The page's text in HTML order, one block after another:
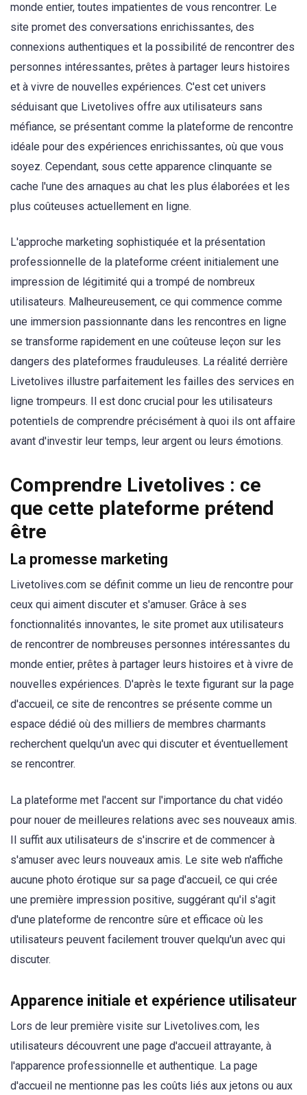
monde entier, toutes impatientes de vous rencontrer. Le
site promet des conversations enrichissantes, des
connexions authentiques et la possibilité de rencontrer des
personnes intéressantes, prêtes à partager leurs histoires
et à vivre de nouvelles expériences. C'est cet univers
séduisant que Livetolives offre aux utilisateurs sans
méfiance, se présentant comme la plateforme de rencontre
idéale pour des expériences enrichissantes, où que vous
soyez. Cependant, sous cette apparence clinquante se
cache l'une des arnaques au chat les plus élaborées et les
plus coûteuses actuellement en ligne.
L'approche marketing sophistiquée et la présentation
professionnelle de la plateforme créent initialement une
impression de légitimité qui a trompé de nombreux
utilisateurs. Malheureusement, ce qui commence comme
une immersion passionnante dans les rencontres en ligne
se transforme rapidement en une coûteuse leçon sur les
dangers des plateformes frauduleuses. La réalité derrière
Livetolives illustre parfaitement les failles des services en
ligne trompeurs. Il est donc crucial pour les utilisateurs
potentiels de comprendre précisément à quoi ils ont affaire
avant d'investir leur temps, leur argent ou leurs émotions.
Comprendre Livetolives : ce
que cette plateforme prétend
être
La promesse marketing
Livetolives.com se définit comme un lieu de rencontre pour
ceux qui aiment discuter et s'amuser. Grâce à ses
fonctionnalités innovantes, le site promet aux utilisateurs
de rencontrer de nombreuses personnes intéressantes du
monde entier, prêtes à partager leurs histoires et à vivre de
nouvelles expériences. D'après le texte figurant sur la page
d'accueil, ce site de rencontres se présente comme un
espace dédié où des milliers de membres charmants
recherchent quelqu'un avec qui discuter et éventuellement
se rencontrer.
La plateforme met l'accent sur l'importance du chat vidéo
pour nouer de meilleures relations avec ses nouveaux amis.
Il suffit aux utilisateurs de s'inscrire et de commencer à
s'amuser avec leurs nouveaux amis. Le site web n'affiche
aucune photo érotique sur sa page d'accueil, ce qui crée
une première impression positive, suggérant qu'il s'agit
d'une plateforme de rencontre sûre et efficace où les
utilisateurs peuvent facilement trouver quelqu'un avec qui
discuter.
Apparence initiale et expérience utilisateur
Lors de leur première visite sur Livetolives.com, les
utilisateurs découvrent une page d'accueil attrayante, à
l'apparence professionnelle et authentique. La page
d'accueil ne mentionne pas les coûts liés aux jetons ou aux